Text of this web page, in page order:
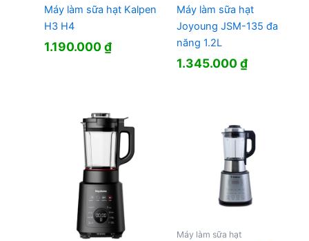
Máy làm sữa hạt Kalpen
H3 H4
1.190.000₫
Máy làm sữa hạt
Joyoung JSM-135 đa
năng 1.2L
1.345.000₫
Máy làm sữa hạt